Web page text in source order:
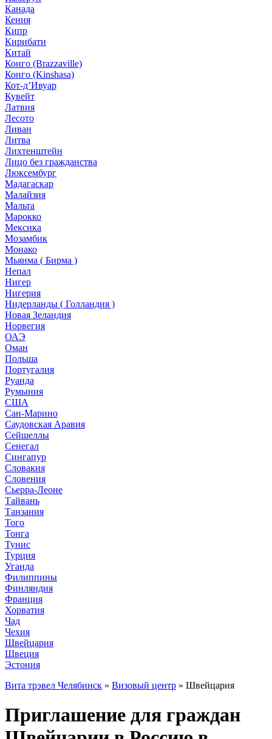
Канада
Кения
Кипр
Кирибати
Китай
Конго (Brazzaville)
Конго (Kinshasa)
Кот-д’Ивуар
Кувейт
Латвия
Лесото
Ливан
Литва
Лихтенштейн
Лицо без гражданства
Люксембург
Мадагаскар
Малайзия
Мальта
Марокко
Мексика
Мозамбик
Монако
Мьянма ( Бирма )
Непал
Нигер
Нигерия
Нидерланды ( Голландия )
Новая Зеландия
Норвегия
ОАЭ
Оман
Польша
Португалия
Руанда
Румыния
США
Сан-Марино
Саудовская Аравия
Сейшеллы
Сенегал
Сингапур
Словакия
Словения
Сьерра-Леоне
Тайвань
Танзания
Того
Тонга
Тунис
Турция
Уганда
Филиппины
Финляндия
Франция
Хорватия
Чад
Чехия
Швейцария
Швеция
Эстония
Вита трэвел Челябинск » Визовый центр » Швейцария
Приглашение для граждан